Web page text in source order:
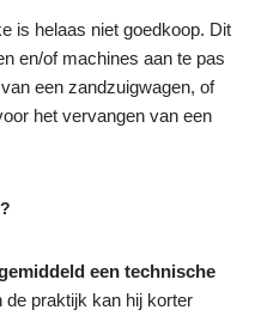
is helaas niet goedkoop. Dit
en/of machines aan te pas
een zandzuigwagen, of
het vervangen van een
een technische
de praktijk kan hij korter